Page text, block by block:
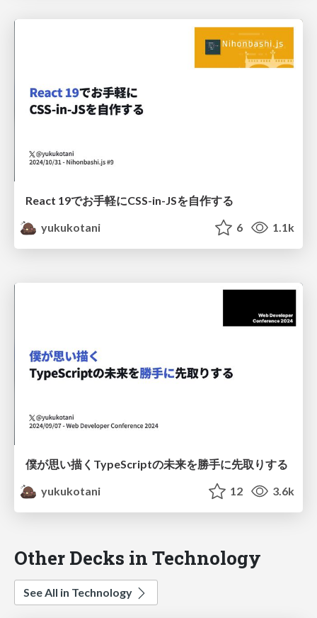
React 19でお手軽にCSS-in-JSを自作する
yukukotani
6 1.1k
僕が思い描くTypeScriptの未来を勝手に先取りする
yukukotani
12 3.6k
Other Decks in Technology
See All in Technology